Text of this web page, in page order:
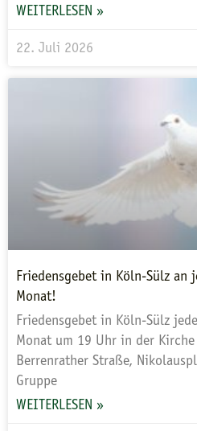
WEITERLESEN »
22. Juli 2026
Friedensgebet in Köln-Sülz an
Monat!
Friedensgebet in Köln-Sülz
Monat um 19 Uhr in der
Berrenrather Straße,
Gruppe
WEITERLESEN »